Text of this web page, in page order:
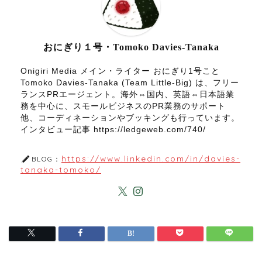
おにぎり１号・Tomoko Davies-Tanaka
Onigiri Media メイン・ライター おにぎり1号こと
Tomoko Davies-Tanaka (Team Little-Big) は、フリー
ランスPRエージェント。海外⇔国内、英語⇔日本語業
務を中心に、スモールビジネスのPR業務のサポート
他、コーディネーションやブッキングも行っています。
インタビュー記事 https://ledgeweb.com/740/
BLOG： https://www.linkedin.com/in/davies-
tanaka-tomoko/